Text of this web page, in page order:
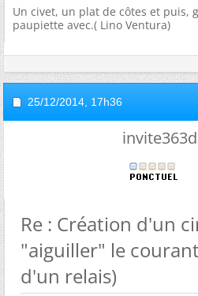
Un civet, un plat de côtes et puis,
paupiette avec.( Lino Ventura)
25/12/2014, 17h36
Re : Création d'un
"aiguiller" le
d'un relais)